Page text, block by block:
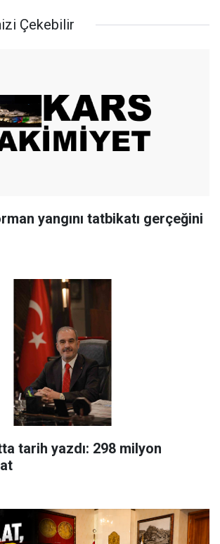
Çekebilir
yangını tatbikatı gerçeğini
tarih yazdı: 298 milyon